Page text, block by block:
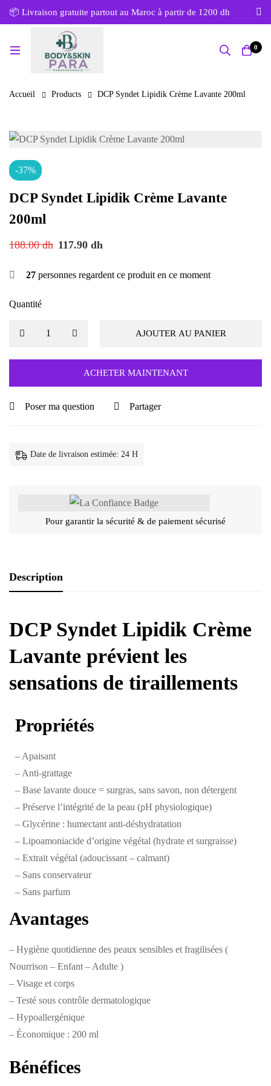
📦 Livraison gratuite partout au Maroc à partir de 1200 dh
0
Accueil Products DCP Syndet Lipidik Crème Lavante 200ml
-37%
DCP Syndet Lipidik Crème Lavante
200ml
188.00dh 117.90 dh
27 personnes regardent ce produit en ce moment
Quantité
AJOUTER AU PANIER
ACHETER MAINTENANT
Poser ma question Partager
Date de livraison estimée: 24 H
Pour garantir la sécurité & de paiement sécurisé
Description
DCP Syndet Lipidik Crème
Lavante prévient les
sensations de tiraillements
Propriétés
– Apaisant
– Anti-grattage
– Base lavante douce = surgras, sans savon, non détergent
– Préserve l’intégrité de la peau (pH physiologique)
– Glycérine : humectant anti-déshydratation
– Lipoamoniacide d’origine végétal (hydrate et surgraisse)
– Extrait végétal (adoucissant – calmant)
– Sans conservateur
– Sans parfum
Avantages
– Hygiène quotidienne des peaux sensibles et fragilisées (
Nourrison – Enfant – Adulte )
– Visage et corps
– Testé sous contrôle dermatologique
– Hypoallergénique
– Économique : 200 ml
Bénéfices